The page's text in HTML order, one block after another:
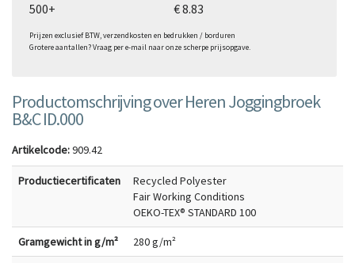
500+
€ 8.83
Prijzen exclusief BTW, verzendkosten en bedrukken / borduren
Grotere aantallen? Vraag per e-mail naar onze scherpe prijsopgave.
Productomschrijving over Heren Joggingbroek
B&C ID.000
Artikelcode:909.42
Productiecertificaten
Recycled Polyester
Fair Working Conditions
OEKO-TEX® STANDARD 100
Gramgewicht in g/m² 280 g/m²